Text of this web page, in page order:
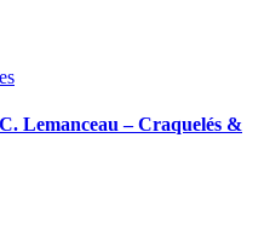
Lemanceau – Craquelés &